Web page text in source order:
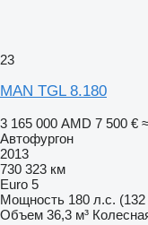
23
MAN TGL 8.180
3 165 000 AMD 7 500 €
Автофургон
2013
730 323 км
Euro 5
Мощность 180 л.с. (132
Объем 36,3 м³